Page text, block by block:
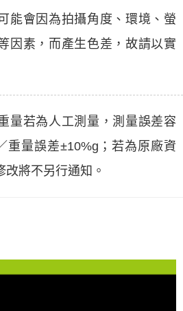
能會因為拍攝角度、環境、螢
因素，而產生色差，故請以實
量若為人工測量，測量誤差容
重量誤差±10%g；若為原廠資
將不另行通知。